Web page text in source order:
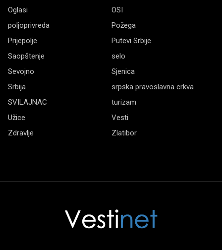
Oglasi
OSI
poljoprivreda
Požega
Prijepolje
Putevi Srbije
Saopštenje
selo
Sevojno
Sjenica
Srbija
srpska pravoslavna crkva
SVILAJNAC
turizam
Užice
Vesti
Zdravlje
Zlatibor